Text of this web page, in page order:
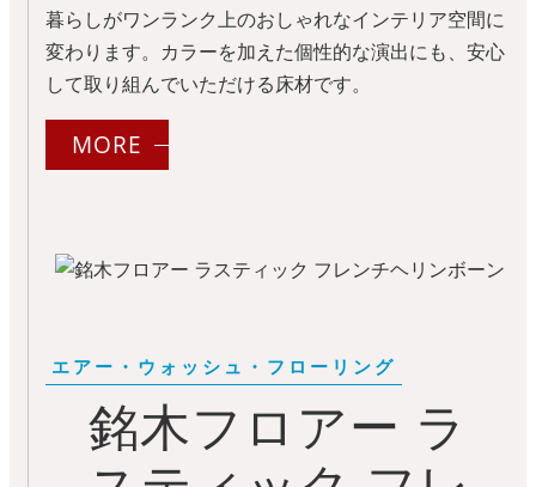
暮らしがワンランク上のおしゃれなインテリア空間に
変わります。カラーを加えた個性的な演出にも、安心
して取り組んでいただける床材です。
MORE
銘木フロアー ラ